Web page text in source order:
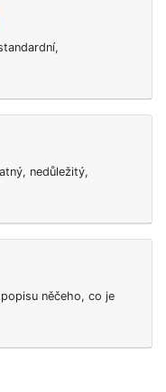
nedůležitý,
něčeho, co je